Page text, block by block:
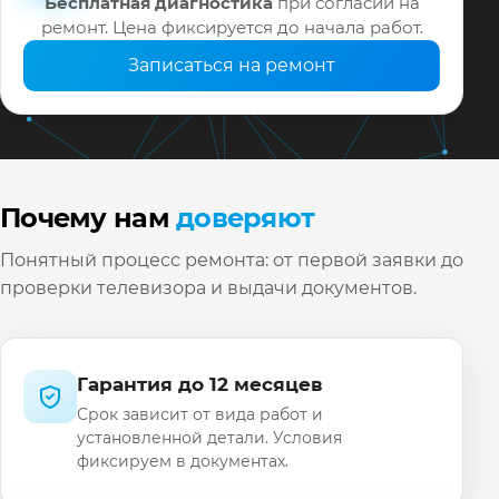
ремонт. Цена фиксируется до начала работ.
Записаться на ремонт
Почему намдоверяют
Понятный процесс ремонта: от первой заявки до
проверки телевизора и выдачи документов.
Гарантия до 12 месяцев
Срок зависит от вида работ и
установленной детали. Условия
фиксируем в документах.